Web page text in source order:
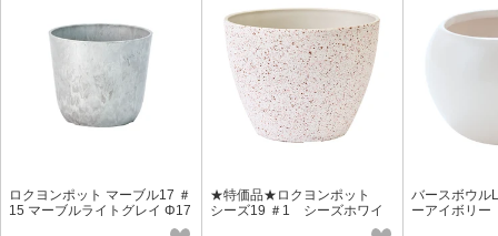
ロクヨンポット マーブル17 ＃
15 マーブルライトグレイ Φ17
★特価品★ロクヨンポット
シーズ19 ＃1 シーズホワイ
ト Φ19×H14．5cm GS006408
バースボウ
ーアイボリ